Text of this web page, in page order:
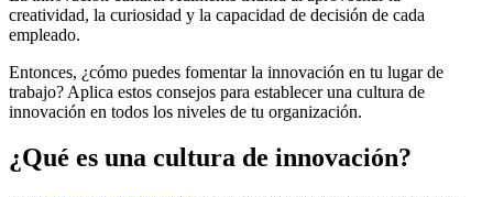
creatividad, la curiosidad y la capacidad de decisión de cada
empleado.
Entonces, ¿cómo puedes fomentar la innovación en tu lugar de
trabajo? Aplica estos consejos para establecer una cultura de
innovación en todos los niveles de tu organización.
¿Qué es una cultura de innovación?